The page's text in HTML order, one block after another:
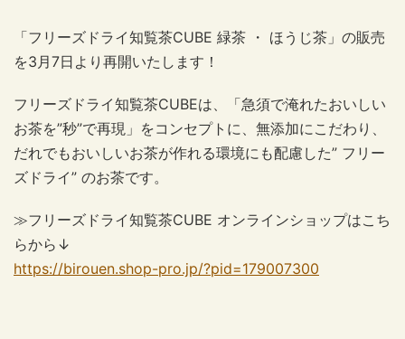
「フリーズドライ知覧茶CUBE 緑茶 ・ ほうじ茶」の販売
を3月7日より再開いたします！
フリーズドライ知覧茶CUBEは、「急須で淹れたおいしい
お茶を”秒”で再現」をコンセプトに、無添加にこだわり、
だれでもおいしいお茶が作れる環境にも配慮した” フリー
ズドライ” のお茶です。
≫フリーズドライ知覧茶CUBE オンラインショップはこち
らから↓
https://birouen.shop-pro.jp/?pid=179007300